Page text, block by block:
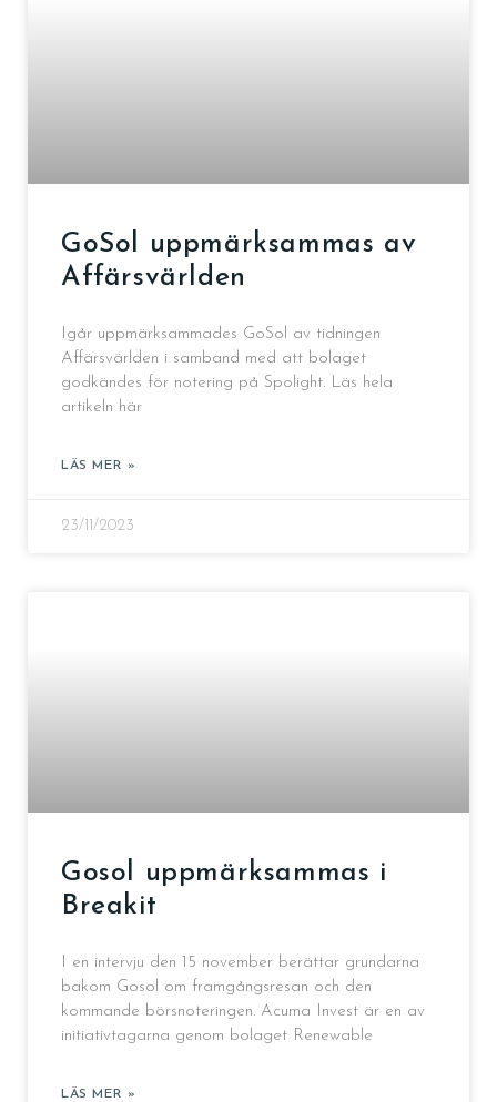
GoSol uppmärksammas av
Affärsvärlden
Igår uppmärksammades GoSol av tidningen
Affärsvärlden i samband med att bolaget
godkändes för notering på Spolight. Läs hela
artikeln här
LÄS MER »
23/11/2023
Gosol uppmärksammas i
Breakit
I en intervju den 15 november berättar grundarna
bakom Gosol om framgångsresan och den
kommande börsnoteringen. Acuma Invest är en av
initiativtagarna genom bolaget Renewable
LÄS MER »